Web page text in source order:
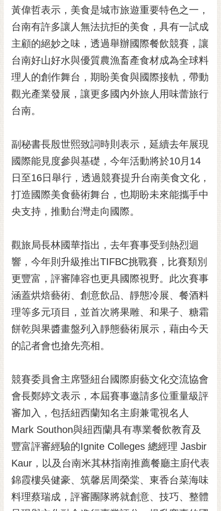
桐
花
祭
網
站
導
訂
閱
訂
閱
電
子
報
市
箱
English
日
本
語
隱
私
權
安
全
政
策
網
站
資
料
開
放
宣
告
黃偉哲表示，美食是城市旅遊重要特色之一，
台南有許多讓人無法抗拒的美食，具有一試成
主顧的絕妙之味，透過舉辦國際餐飲競賽，讓
台南好山好水與優質農漁畜產食材成為全球料
理人的創作舞台，期盼美食與國際接軌，帶動
觀光產業發展，讓更多國內外旅人用味蕾旅行
台南。
副秘書長殷世熙致詞時則表示，延續去年展現
國際能見度參與基礎，今年活動將於10月14
日至16日舉行，透過競賽提升台南美食文化，
打造國際美食藝術舞台，也期盼未來能攜手中
央支持，推動台灣走向國際。
觀旅局長林國華指出，去年賽事受到熱烈迴
響，今年則升級推出TIFBC挑戰賽，比賽類別
更豐富，評審陣容也更具國際視野。此次賽事
涵蓋烘焙藝術、創意飲品、靜態冷展、餐酒料
理等多元項目，並首次將果雕、和果子、糖霜
餅乾與果醬畫盤列入靜態藝術展示，藉由今天
的記者會也搶先亮相。
競賽委員會主席暨紐台國際廚藝文化交流協會
會長鄭婷文表示，本屆賽事邀請多位重量級評
審加入，包括紐西蘭知名主廚兼電視名人
Mark Southon與紐西蘭具有專業餐飲教育及
豐富評審經驗的Ignite Colleges 總經理 Jasbir
Kaur，以及台南米其林指南推薦餐廳主廚代表
錦霞樓吳健豪、筑馨居周榮棠、東香台菜海味
料理蔡瑞成，評審團隊將就創意、技巧、整體